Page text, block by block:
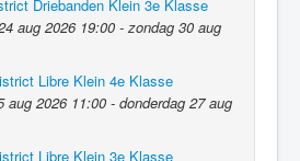
Driebanden Klein 3e Klasse
aug 2026 19:00 - zondag 30 aug
Libre Klein 4e Klasse
aug 2026 11:00 - donderdag 27 aug
Libre Klein 3e Klasse